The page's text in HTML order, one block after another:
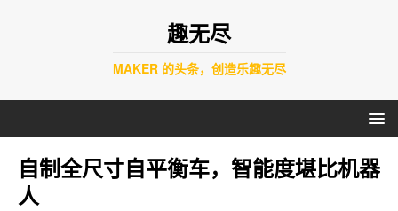
趣无尽
MAKER 的头条，创造乐趣无尽
自制全尺寸自平衡车，智能度堪比机器
人